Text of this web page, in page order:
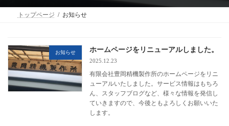
トップページ お知らせ
お知らせ ホームページをリニューアルしました。
2025.12.23
有限会社豊岡精機製作所のホームページをリニ
ューアルいたしました。サービス情報はもちろ
ん、スタッフブログなど、様々な情報を発信し
ていきますので、今後ともよろしくお願いいた
します。